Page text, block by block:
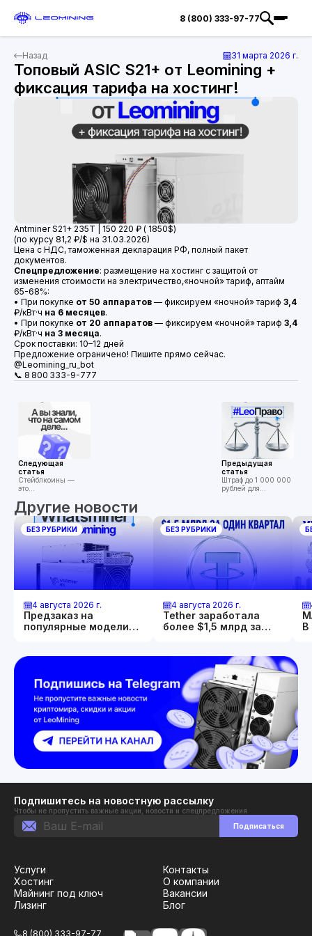
8 (800) 333-97-77
Назад 31 марта 2026 г.
Топовый ASIC S21+ от Leomining +
фиксация тарифа на хостинг!
Antminer S21+ 235T | 150 220 ₽ ( 1850$)
(по курсу 81,2 ₽/$ на 31.03.2026)
Цена с НДС, таможенная декларация РФ, полный пакет
документов.
Спецпредложение: размещение на хостинг с защитой от
изменения стоимости на электричество,«ночной» тариф, аптайм
65-68%:
• При покупке от 50 аппаратов — фиксируем «ночной» тариф 3,4
₽/кВт·ч на 6 месяцев.
• При покупке от 20 аппаратов — фиксируем «ночной» тариф 3,4
₽/кВт·ч на 3 месяца.
Срок поставки: 10–12 дней
Предложение ограничено! Пишите прямо сейчас.
@Leomining_ru_bot
📞 8 800 333-9-777
Другие новости
БЕЗ РУБРИКИ
4 августа 2026 г.
Предзаказ на
популярные модели
БЕЗ РУБРИКИ
4 августа 2026 г.
Tether заработала
более $1,5 млрд за
золото и биткоин.
В
Следующая
статья
Стейблкоины —
это…
Предыдущая
статья
Штраф до 1 000 000
рублей для
Подпишитесь на новостную рассылку
Чтобы не пропустить важные акции, новости и спецпредложения
Подписаться
8 (800) 333-97-77
Услуги
Хостинг
Майнинг под ключ
Лизинг
Контакты
О компании
Вакансии
Блог